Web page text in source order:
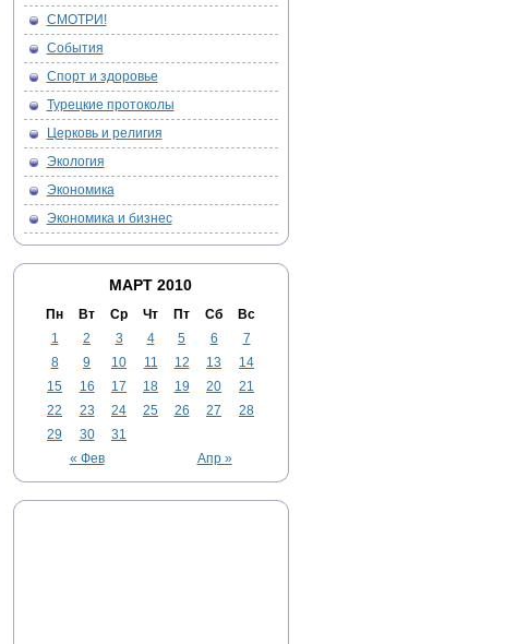
СМОТРИ!
События
Спорт и здоровье
Турецкие протоколы
Церковь и религия
Экология
Экономика
Экономика и бизнес
МАРТ 2010
Пн Вт Ср Чт Пт Сб Вс
« Фев Апр »
1 2 3 4 5 6
7
8
9 10 11 12 13
14
15
16 17 18 19 20
21
22
23 24 25 26 27
28
29
30 31